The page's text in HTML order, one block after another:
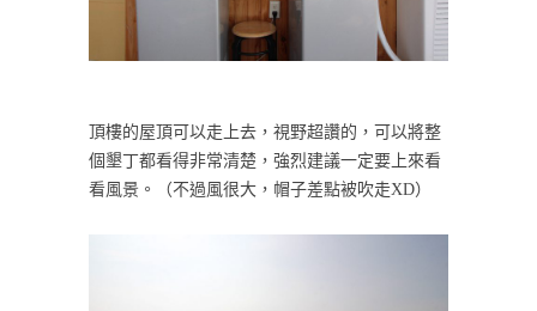
頂樓的屋頂可以走上去，視野超讚的，可以將整
個墾丁都看得非常清楚，強烈建議一定要上來看
看風景。（不過風很大，帽子差點被吹走XD）